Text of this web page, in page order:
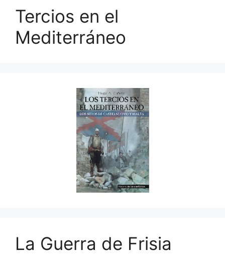
Tercios en el
Mediterráneo
La Guerra de Frisia